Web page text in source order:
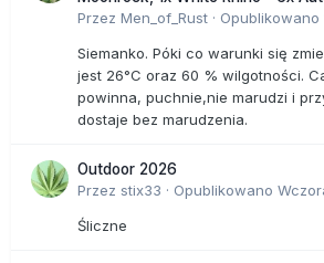
Przez Men_of_Rust · Opublikowano
Siemanko. Póki co warunki się
jest 26°C oraz 60 % wilgotności.
powinna, puchnie,nie marudzi i
dostaje bez marudzenia.
Outdoor 2026
Przez stix33 · Opublikowano
Śliczne